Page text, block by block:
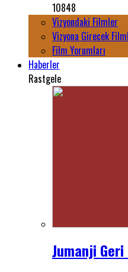
10848
Vizyondaki Filmler
Vizyona Girecek
Film Yorumları
Haberler
Rastgele
Jumanji